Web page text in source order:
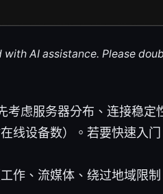
AI assistance. Please
考虑服务器分布、连接稳定
线设备数）。若要快速入
作、流媒体、绕过地域限